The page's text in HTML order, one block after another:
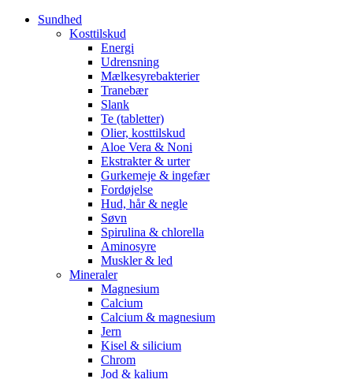
Sundhed
Kosttilskud
Energi
Udrensning
Mælkesyrebakterier
Tranebær
Slank
Te (tabletter)
Olier, kosttilskud
Aloe Vera & Noni
Ekstrakter & urter
Gurkemeje & ingefær
Fordøjelse
Hud, hår & negle
Søvn
Spirulina & chlorella
Aminosyre
Muskler & led
Mineraler
Magnesium
Calcium
Calcium & magnesium
Jern
Kisel & silicium
Chrom
Jod & kalium